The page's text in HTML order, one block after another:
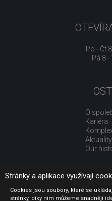
Po - Čt
Pá 8 -
O
Kariéra
Aktuality
Our
Stránky a aplikace využívají
Cookies jsou soubory, které se
stránky, díky nim můžeme snadněji